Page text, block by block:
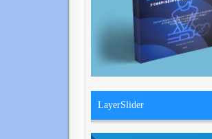
LayerSlider